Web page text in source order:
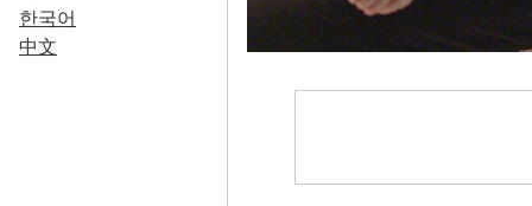
한국어
中文